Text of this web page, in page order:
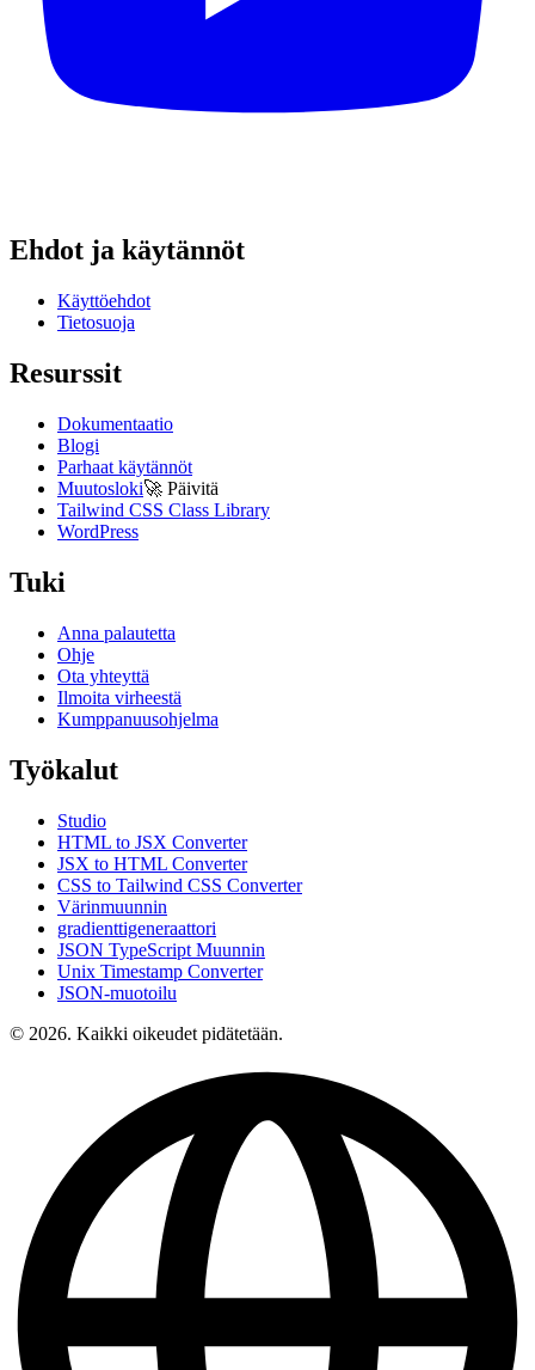
Ehdot ja käytännöt
Käyttöehdot
Tietosuoja
Resurssit
Dokumentaatio
Blogi
Parhaat käytännöt
Muutosloki🚀 Päivitä
Tailwind CSS Class Library
WordPress
Tuki
Anna palautetta
Ohje
Ota yhteyttä
Ilmoita virheestä
Kumppanuusohjelma
Työkalut
Studio
HTML to JSX Converter
JSX to HTML Converter
CSS to Tailwind CSS Converter
Värinmuunnin
gradienttigeneraattori
JSON TypeScript Muunnin
Unix Timestamp Converter
JSON-muotoilu
© 2026. Kaikki oikeudet pidätetään.